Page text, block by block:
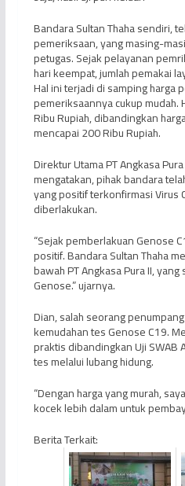
Bandara Sultan Thaha sendiri,
pemeriksaan, yang masing-
petugas. Sejak pelayanan
hari keempat, jumlah pemakai
Hal ini terjadi di samping harga
pemeriksaannya cukup mudah.
Ribu Rupiah, dibandingkan
mencapai 200 Ribu Rupiah.
Direktur Utama PT Angkasa
mengatakan, pihak bandara
yang positif terkonfirmasi Virus
diberlakukan.
“Sejak pemberlakuan Genose
positif. Bandara Sultan Thaha
bawah PT Angkasa Pura II,
Genose.” ujarnya.
Dian, salah seorang
kemudahan tes Genose C19.
praktis dibandingkan Uji SWAB
tes melalui lubang hidung.
“Dengan harga yang murah,
kocek lebih dalam untuk
Berita Terkait: